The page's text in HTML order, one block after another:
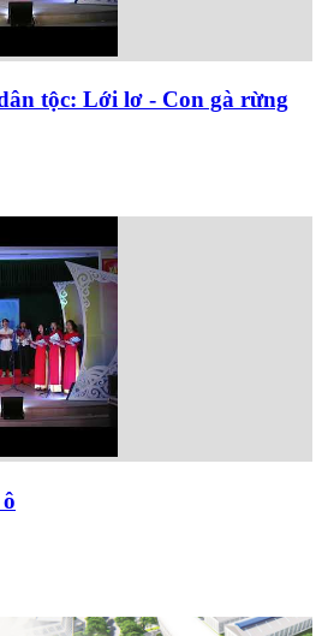
tộc: Lới lơ - Con gà rừng